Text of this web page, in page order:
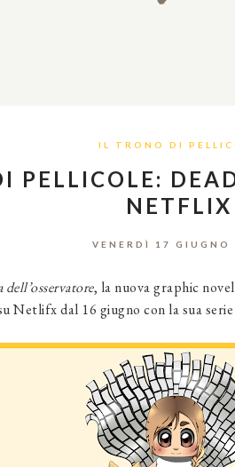
IL TRONO DI
PELLICOLE:
NETFLIX
VENERDÌ 17 GIUGNO
, la nuova graphic
Netlifx dal 16 giugno con la sua serie